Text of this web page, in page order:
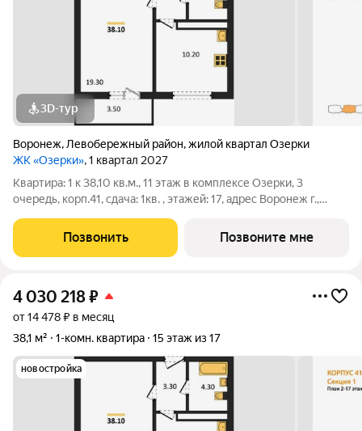
3D-тур
Воронеж, Левобережный район,жилой квартал Озерки
ЖК «Озерки», 1 квартал 2027
Квартира: 1 к 38,10 кв.м., 11 этаж в комплексе Озерки, 3
очередь, корп.41, сдача: 1кв. , этажей: 17, адрес Воронеж г.,
Позвонить Позвоните мне
4 030 218₽
от 14 478 ₽ в месяц
38,1 м²
1-комн. квартира 15 этаж из 17
новостройка